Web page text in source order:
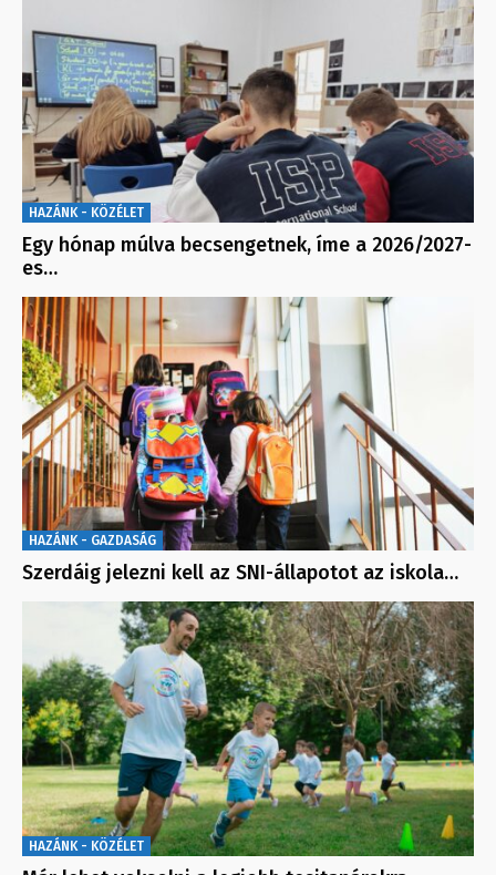
HAZÁNK - KÖZÉLET
Egy hónap múlva becsengetnek, íme a 2026/2027-
es…
HAZÁNK - GAZDASÁG
Szerdáig jelezni kell az SNI-állapotot az iskola…
HAZÁNK - KÖZÉLET